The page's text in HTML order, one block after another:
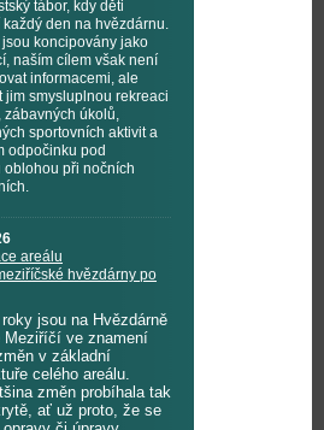
tábor, kdy děti
den na hvězdárnu.
koncipovány jako
naším cílem však není
informacemi, ale
jim smysluplnou rekreaci
zábavných úkolů,
sportovních aktivit a
odpočinku pod
oblohou při nočních
areálu
hvězdárny po
jsou na Hvězdárně
Meziříčí ve znamení
v základní
celého areálu.
změn probíhala tak
ať už proto, že se